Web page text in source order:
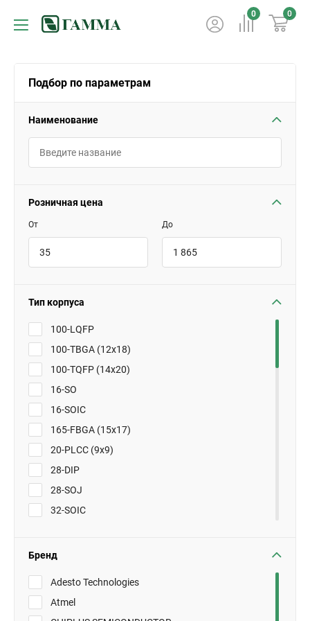
0 0
Подбор по параметрам
Наименование
Розничная цена
От До
Тип корпуса
100-LQFP
100-TBGA (12x18)
100-TQFP (14x20)
16-SO
16-SOIC
165-FBGA (15x17)
20-PLCC (9x9)
28-DIP
28-SOJ
32-SOIC
Бренд
Adesto Technologies
Atmel